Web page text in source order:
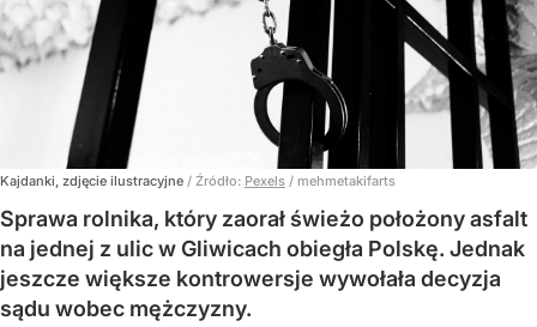
Kajdanki, zdjęcie ilustracyjne / Źródło: Pexels / mehmetakifarts
Sprawa rolnika, który zaorał świeżo położony asfalt
na jednej z ulic w Gliwicach obiegła Polskę. Jednak
jeszcze większe kontrowersje wywołała decyzja
sądu wobec mężczyzny.